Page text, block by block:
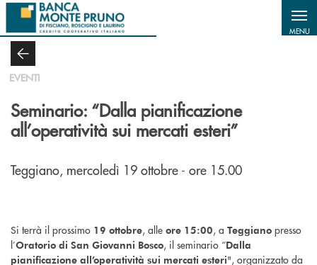
Salta al contenuto principale
MENU
EVENTI
Seminario: “Dalla pianificazione
all’operatività sui mercati esteri”
Teggiano, mercoledì 19 ottobre - ore 15.00
Si terrà il prossimo 19 ottobre, alle ore 15:00, a Teggiano presso
l’Oratorio di San Giovanni Bosco, il seminario “Dalla
pianificazione all’operatività sui mercati esteri", organizzato da